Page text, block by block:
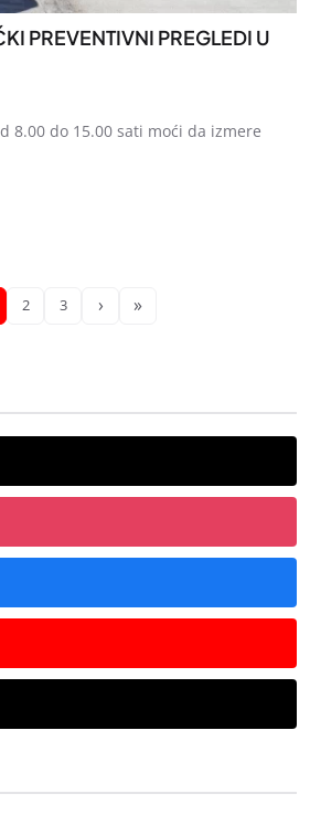
PREVENTIVNI PREGLEDI U
8.00 do 15.00 sati moći da izmere
2 3 › »